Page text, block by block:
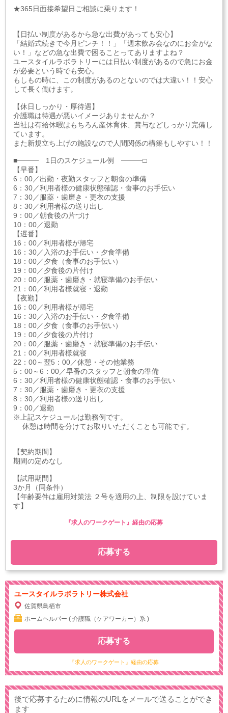
★365日面接希望日ご相談に乗ります！
【日払い制度があるから急な出費があっても安心】
「結婚式続きで今月ピンチ！！」「週末飲み会なのにお金がな
い！」などの急な出費で困ることってありますよね？
ユースタイルラボラトリーには日払い制度があるので急にお金
が必要という時でも安心。
もしもの時に、この制度があるのとないのでは大違い！！安心
して長く働けます。
【休日しっかり・厚待遇】
介護職は待遇が悪いイメージありませんか？
当社は有給休暇はもちろん産休育休、賞与などしっかり完備し
ています。
また新規立ち上げの施設なので人間関係の構築もしやすい！！
■━━━ 1日のスケジュール例 ━━━□
【早番】
6：00／出勤・夜勤スタッフと朝食の準備
6：30／利用者様の健康状態確認・食事のお手伝い
7：30／服薬・歯磨き・更衣の支援
8：30／利用者様の送り出し
9：00／朝食後の片づけ
10：00／退勤
【遅番】
16：00／利用者様が帰宅
16：30／入浴のお手伝い・夕食準備
18：00／夕食（食事のお手伝い）
19：00／夕食後の片付け
20：00／服薬・歯磨き・就寝準備のお手伝い
21：00／利用者様就寝・退勤
【夜勤】
16：00／利用者様が帰宅
16：30／入浴のお手伝い・夕食準備
18：00／夕食（食事のお手伝い）
19：00／夕食後の片付け
20：00／服薬・歯磨き・就寝準備のお手伝い
21：00／利用者様就寝
22：00～翌5：00／休憩・その他業務
5：00～6：00／早番のスタッフと朝食の準備
6：30／利用者様の健康状態確認・食事のお手伝い
7：30／服薬・歯磨き・更衣の支援
8：30／利用者様の送り出し
9：00／退勤
※上記スケジュールは勤務例です。
休憩は時間を分けてお取りいただくことも可能です。
【契約期間】
期間の定めなし
【試用期間】
3か月（同条件）
【年齢要件は雇用対策法 ２号を適用の上、制限を設けていま
す】
応募する
『求人のワークゲート』経由の応募
ユースタイルラボラトリー株式会社
佐賀県鳥栖市
ホームヘルパー ( 介護職（ケアワーカー）系 )
『求人のワークゲート』経由の応募
応募する
後で応募するために情報のURLをメールで送ることができ
ます